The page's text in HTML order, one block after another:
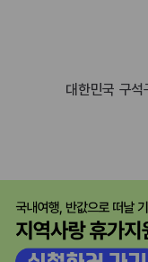
대한민국 구